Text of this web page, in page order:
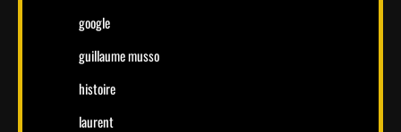
google
guillaume musso
histoire
laurent